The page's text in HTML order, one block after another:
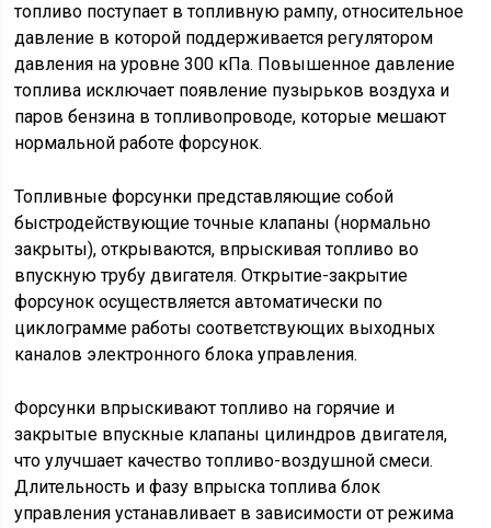
топливо поступает в топливную рампу, относительное
давление в которой поддерживается регулятором
давления на уровне 300 кПа. Повышенное давление
топлива исключает появление пузырьков воздуха и
паров бензина в топливопроводе, которые мешают
нормальной работе форсунок.
Топливные форсунки представляющие собой
быстродействующие точные клапаны (нормально
закрыты), открываются, впрыскивая топливо во
впускную трубу двигателя. Открытие-закрытие
форсунок осуществляется автоматически по
циклограмме работы соответствующих выходных
каналов электронного блока управления.
Форсунки впрыскивают топливо на горячие и
закрытые впускные клапаны цилиндров двигателя,
что улучшает качество топливо-воздушной смеси.
Длительность и фазу впрыска топлива блок
управления устанавливает в зависимости от режима